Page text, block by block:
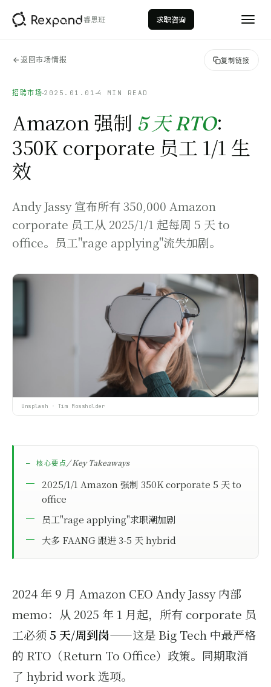
睿思班
AI数据分析
AI Data Analytics
Data Science
量化投资
Quantitative Investment
Financial Modeling
求职咨询
返回市场情报 复制链接
招聘市场 2025.01.01 4 MIN READ
Amazon 强制 5 天 RTO：
350K corporate 员工 1/1 生
效
Andy Jassy 宣布所有 350,000 Amazon
corporate 员工从 2025/1/1 起每周 5 天 to
office。员工"rage applying"流失加剧。
Unsplash · Tim Mossholder
— 核心要点 / Key Takeaways
2025/1/1 Amazon 强制 350K corporate 5 天 to
office
员工"rage applying"求职潮加剧
大多 FAANG 跟进 3-5 天 hybrid
2024 年 9 月 Amazon CEO Andy Jassy 内部
memo：从 2025 年 1 月起，所有 corporate 员
工必须5 天/周到岗——这是 Big Tech 中最严格
的 RTO（Return To Office）政策。同期取消
了 hybrid work 选项。